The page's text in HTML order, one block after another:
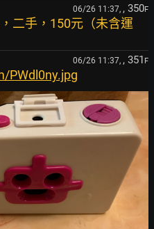
06/26 11:37, , 350F
二手，150元（未含運
06/26 11:37, , 351 F
PWdl0ny.jpg